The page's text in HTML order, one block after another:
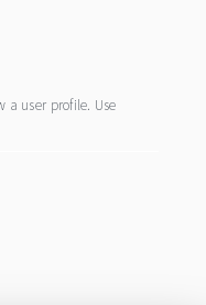
a user profile. Use